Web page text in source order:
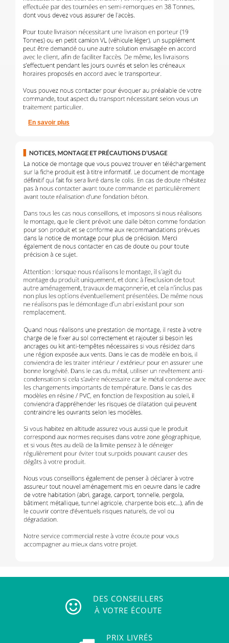
En savoir plus
DES CONSEILLERS
À VOTRE ÉCOUTE
PRIX LIVRÉS